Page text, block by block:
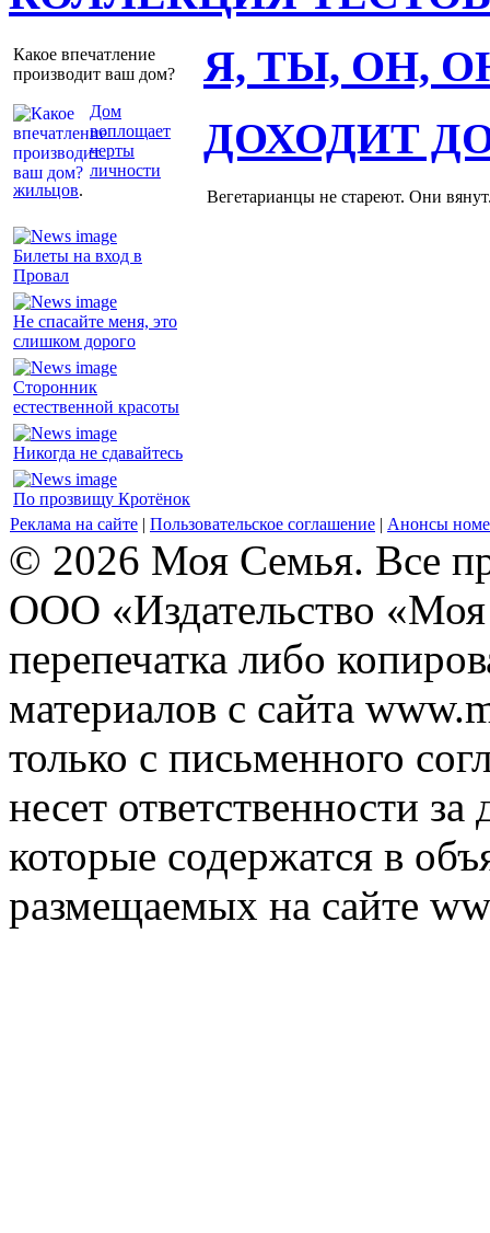
Какое впечатление
производит ваш дом?
Дом
воплощает
черты
личности
жильцов.
Я, ТЫ, ОН,
Билеты на вход в
Провал
Не спасайте меня, это
слишком дорого
Сторонник
естественной красоты
Никогда не сдавайтесь
По прозвищу Кротёнок
ДОХОДИТ
Вегетарианцы не стареют. Они
Реклама на сайте | Пользовательское соглашение | Анонсы
© 2026 Моя Семья. Все
ООО «Издательство
перепечатка либо
материалов с сайта
только с письменного
несет ответственности
которые содержатся в
размещаемых на сайте